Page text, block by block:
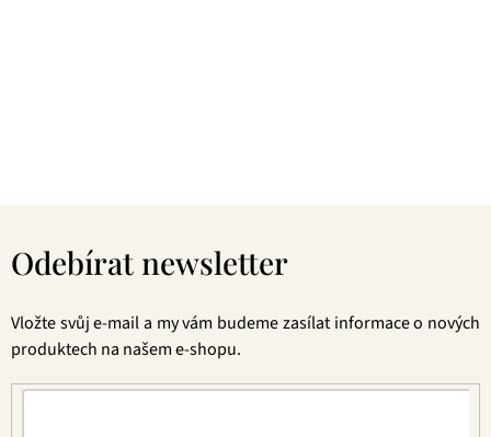
Odebírat newsletter
Vložte svůj e-mail a my vám budeme zasílat informace o nových
produktech na našem e-shopu.